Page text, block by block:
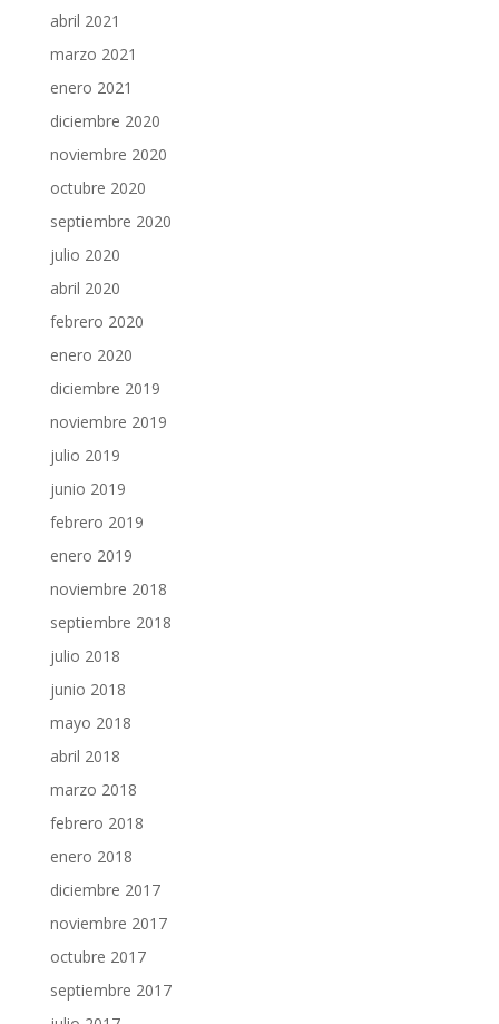
abril 2021
marzo 2021
enero 2021
diciembre 2020
noviembre 2020
octubre 2020
septiembre 2020
julio 2020
abril 2020
febrero 2020
enero 2020
diciembre 2019
noviembre 2019
julio 2019
junio 2019
febrero 2019
enero 2019
noviembre 2018
septiembre 2018
julio 2018
junio 2018
mayo 2018
abril 2018
marzo 2018
febrero 2018
enero 2018
diciembre 2017
noviembre 2017
octubre 2017
septiembre 2017